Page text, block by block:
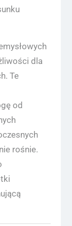
dla
Te
od
rośnie.